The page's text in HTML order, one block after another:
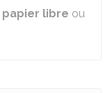
papier libre ou